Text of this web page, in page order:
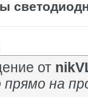
от
на